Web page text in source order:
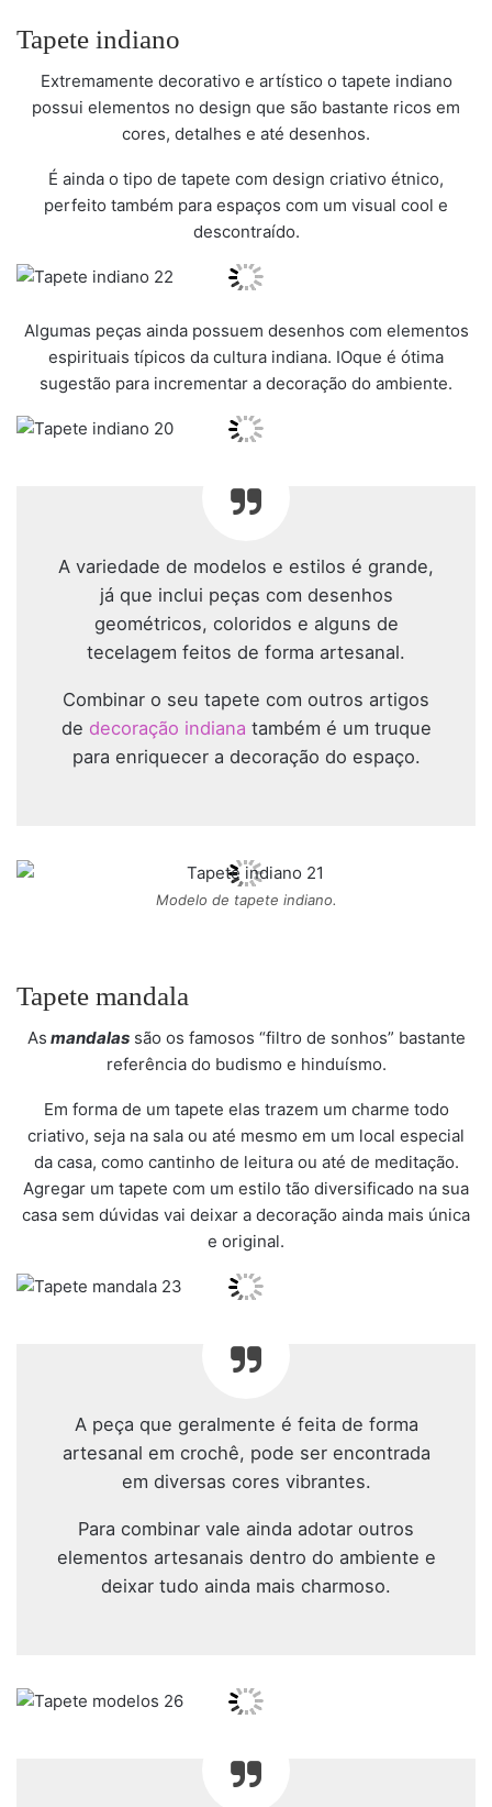
Tapete indiano
Extremamente decorativo e artístico o tapete indiano
possui elementos no design que são bastante ricos em
cores, detalhes e até desenhos.
É ainda o tipo de tapete com design criativo étnico,
perfeito também para espaços com um visual cool e
descontraído.
Algumas peças ainda possuem desenhos com elementos
espirituais típicos da cultura indiana. IOque é ótima
sugestão para incrementar a decoração do ambiente.
A variedade de modelos e estilos é grande,
já que inclui peças com desenhos
geométricos, coloridos e alguns de
tecelagem feitos de forma artesanal.
Combinar o seu tapete com outros artigos
de decoração indiana também é um truque
para enriquecer a decoração do espaço.
Modelo de tapete indiano.
Tapete mandala
As mandalassão os famosos “filtro de sonhos” bastante
referência do budismo e hinduísmo.
Em forma de um tapete elas trazem um charme todo
criativo, seja na sala ou até mesmo em um local especial
da casa, como cantinho de leitura ou até de meditação.
Agregar um tapete com um estilo tão diversificado na sua
casa sem dúvidas vai deixar a decoração ainda mais única
e original.
A peça que geralmente é feita de forma
artesanal em crochê, pode ser encontrada
em diversas cores vibrantes.
Para combinar vale ainda adotar outros
elementos artesanais dentro do ambiente e
deixar tudo ainda mais charmoso.